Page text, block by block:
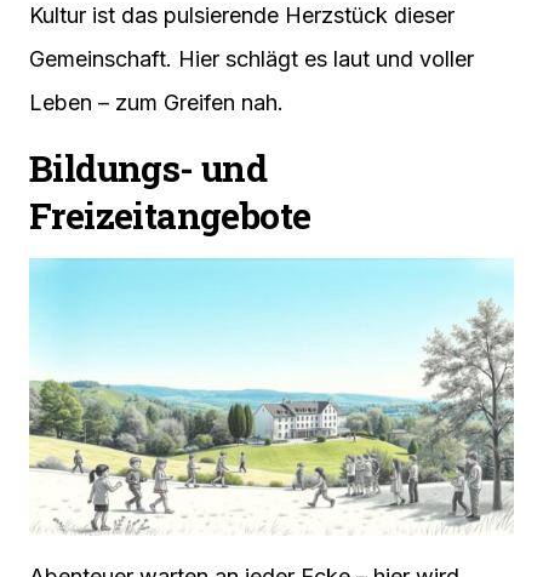
Kultur ist das pulsierende Herzstück dieser
Gemeinschaft. Hier schlägt es laut und voller
Leben – zum Greifen nah.
Bildungs- und
Freizeitangebote